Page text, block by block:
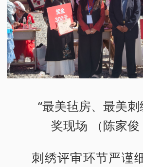
“最美毡房、最美
奖现场 （陈家俊
刺绣评审环节严谨